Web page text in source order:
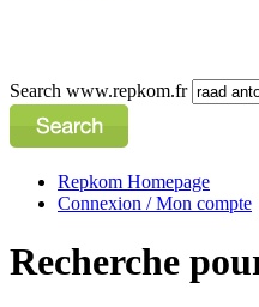
Search www.repkom.fr
Repkom Homepage
Connexion / Mon compte
Recherche